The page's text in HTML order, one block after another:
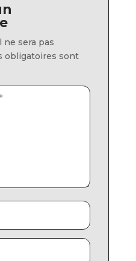
ne sera pas
obligatoires sont